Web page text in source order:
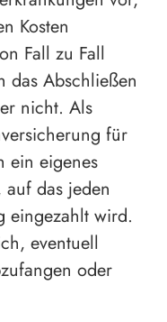
Kosten
Fall zu Fall
das Abschließen
nicht. Als
für
ein eigenes
das jeden
eingezahlt wird.
eventuell
oder